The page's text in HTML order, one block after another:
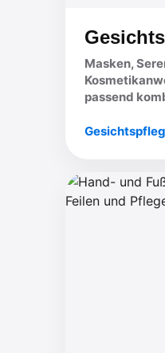
Masken,
passend